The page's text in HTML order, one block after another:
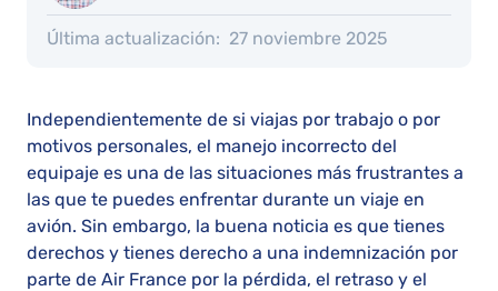
Última actualización: 27 noviembre 2025
Independientemente de si viajas por trabajo o por
motivos personales, el manejo incorrecto del
equipaje es una de las situaciones más frustrantes a
las que te puedes enfrentar durante un viaje en
avión. Sin embargo, la buena noticia es que tienes
derechos y tienes derecho a una indemnización por
parte de Air France por la pérdida, el retraso y el